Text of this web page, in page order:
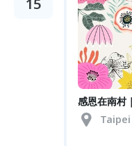
15
感恩在南村